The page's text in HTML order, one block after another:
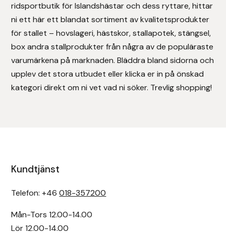
ridsportbutik för Islandshästar och dess ryttare, hittar
ni ett här ett blandat sortiment av kvalitetsprodukter
för stallet – hovslageri, hästskor, stallapotek, stängsel,
box andra stallprodukter från några av de populäraste
varumärkena på marknaden. Bläddra bland sidorna och
upplev det stora utbudet eller klicka er in på önskad
kategori direkt om ni vet vad ni söker. Trevlig shopping!
Kundtjänst
Telefon: +46018-357200
Mån-Tors 12.00-14.00
Lör 12.00-14.00
Trikem
Tunahaken
Uhip
Walsh
Werkman Hoofcare
Willab